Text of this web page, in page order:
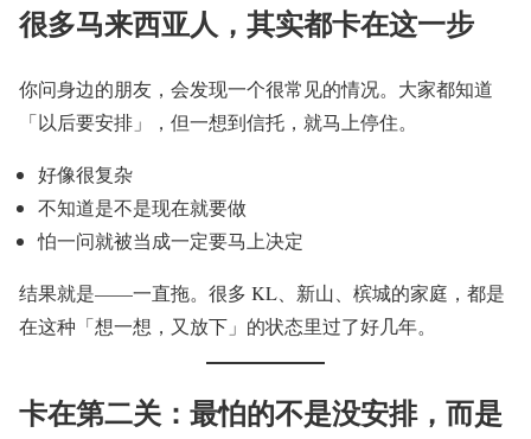
很多马来西亚人，其实都卡在这一步
你问身边的朋友，会发现一个很常见的情况。大家都知道
「以后要安排」，但一想到信托，就马上停住。
好像很复杂
不知道是不是现在就要做
怕一问就被当成一定要马上决定
结果就是——一直拖。很多 KL、新山、槟城的家庭，都是
在这种「想一想，又放下」的状态里过了好几年。
卡在第二关：最怕的不是没安排，而是